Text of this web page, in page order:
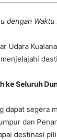
dengan
Udara
ke Seluruh
dapat segera
dan
destinasi